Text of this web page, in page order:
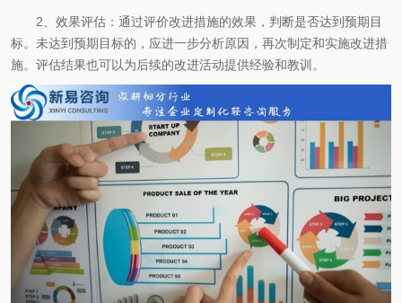
2、效果评估：通过评价改进措施的效果，判断是否达到预期目
标。未达到预期目标的，应进一步分析原因，再次制定和实施改进措
施。评估结果也可以为后续的改进活动提供经验和教训。